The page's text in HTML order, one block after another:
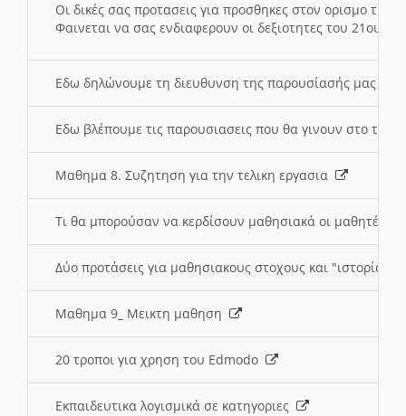
Οι δικές σας προτασεις για προσθηκες στον ορισμο
Φαινεται να σας ενδιαφερουν οι δεξιοτητες του 21ου
Εδω δηλώνουμε τη διευθυνση της παρουσίασής μας
Εδω βλέπουμε τις παρουσιασεις που θα γινουν στο
Μαθημα 8. Συζητηση για την τελικη εργασια
Τι θα μπορούσαν να κερδίσουν μαθησιακά οι μαθητές/
Δύο προτάσεις για μαθησιακους στοχους και "ιστορία"
Μαθημα 9_ Μεικτη μαθηση
20 τροποι για χρηση του Edmodo
Εκπαιδευτικα λογισμικά σε κατηγοριες